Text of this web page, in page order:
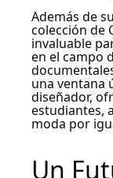
Además de
colección de
invaluable
en el campo
una ventana
diseñador,
estudiantes,
moda por
Un